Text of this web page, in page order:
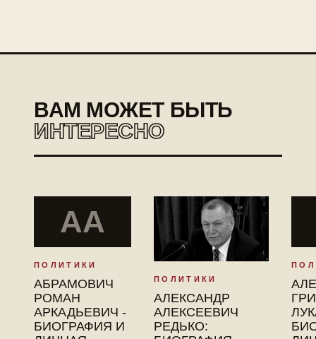
ВАМ МОЖЕТ БЫТЬ
ИНТЕРЕСНО
АА
ПОЛИТИКИ
АБРАМОВИЧ
РОМАН
АРКАДЬЕВИЧ -
БИОГРАФИЯ И
ПОЛИТИКИ
АЛЕКСАНДР
АЛЕКСЕЕВИЧ
РЕДЬКО: